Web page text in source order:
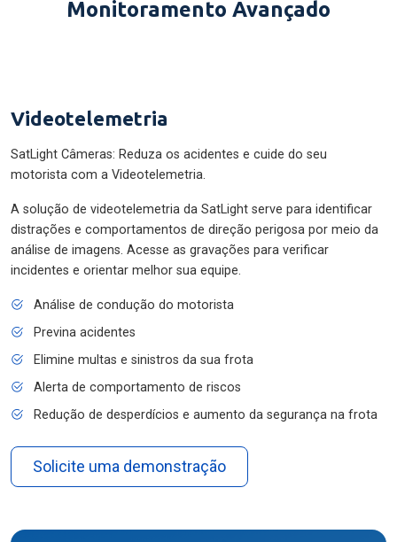
Monitoramento Avançado
Videotelemetria
SatLight Câmeras: Reduza os acidentes e cuide do seu
motorista com a Videotelemetria.
A solução de videotelemetria da SatLight serve para identificar
distrações e comportamentos de direção perigosa por meio da
análise de imagens. Acesse as gravações para verificar
incidentes e orientar melhor sua equipe.
Análise de condução do motorista
Previna acidentes
Elimine multas e sinistros da sua frota
Alerta de comportamento de riscos
Redução de desperdícios e aumento da segurança na frota
Solicite uma demonstração